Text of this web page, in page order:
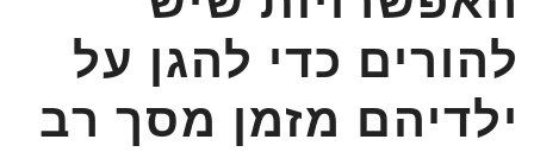
להורים כדי להגן על
ילדיהם מזמן מסך רב